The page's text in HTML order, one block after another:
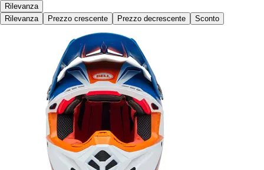
Rilevanza
Rilevanza
Prezzo crescente Prezzo decrescente Sconto